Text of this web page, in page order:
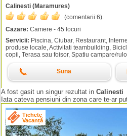
Calinesti (Maramures)
(comentarii:6).
Cazare: Camere - 45 locuri
Servicii: Piscina, Ciubar, Restaurant,
produse locale, Activitati teambuilding,
copii, Terasa sau foisor, Spatiu campare/
Suna
A fost gasit un singur rezultat in Calinesti
Iata cateva pensiuni din zona care te-ar
Tichete
Vacanță